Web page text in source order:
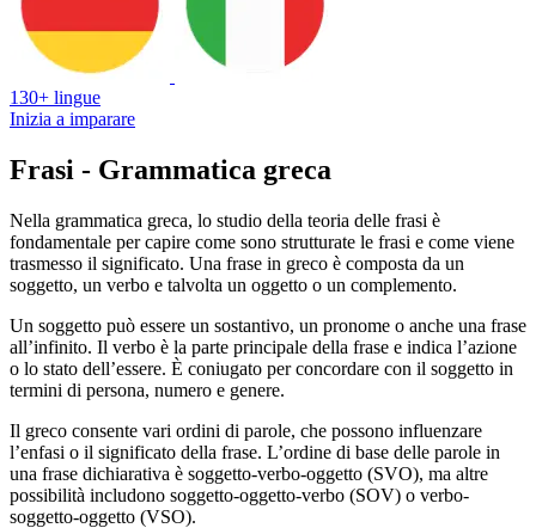
130+ lingue
Inizia a imparare
Frasi - Grammatica greca
Nella grammatica greca, lo studio della teoria delle frasi è
fondamentale per capire come sono strutturate le frasi e come viene
trasmesso il significato. Una frase in greco è composta da un
soggetto, un verbo e talvolta un oggetto o un complemento.
Un soggetto può essere un sostantivo, un pronome o anche una frase
all’infinito. Il verbo è la parte principale della frase e indica l’azione
o lo stato dell’essere. È coniugato per concordare con il soggetto in
termini di persona, numero e genere.
Il greco consente vari ordini di parole, che possono influenzare
l’enfasi o il significato della frase. L’ordine di base delle parole in
una frase dichiarativa è soggetto-verbo-oggetto (SVO), ma altre
possibilità includono soggetto-oggetto-verbo (SOV) o verbo-
soggetto-oggetto (VSO).